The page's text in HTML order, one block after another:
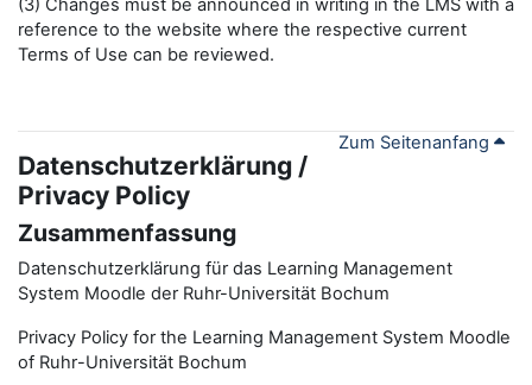
(3) Changes must be announced in writing in the LMS with a
reference to the website where the respective current
Terms of Use can be reviewed.
Zum Seitenanfang
Datenschutzerklärung /
Privacy Policy
Zusammenfassung
Datenschutzerklärung für das Learning Management
System Moodle der Ruhr-Universität Bochum
Privacy Policy for the Learning Management System Moodle
of Ruhr-Universität Bochum